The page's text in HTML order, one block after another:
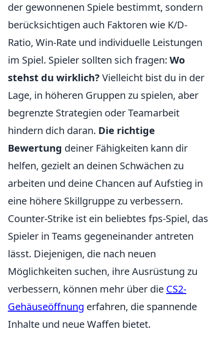
der gewonnenen Spiele bestimmt, sondern
berücksichtigen auch Faktoren wie K/D-
Ratio, Win-Rate und individuelle Leistungen
im Spiel. Spieler sollten sich fragen: Wo
stehst du wirklich? Vielleicht bist du in der
Lage, in höheren Gruppen zu spielen, aber
begrenzte Strategien oder Teamarbeit
hindern dich daran. Die richtige
Bewertung deiner Fähigkeiten kann dir
helfen, gezielt an deinen Schwächen zu
arbeiten und deine Chancen auf Aufstieg in
eine höhere Skillgruppe zu verbessern.
Counter-Strike ist ein beliebtes fps-Spiel, das
Spieler in Teams gegeneinander antreten
lässt. Diejenigen, die nach neuen
Möglichkeiten suchen, ihre Ausrüstung zu
verbessern, können mehr über die CS2-
Gehäuseöffnung erfahren, die spannende
Inhalte und neue Waffen bietet.